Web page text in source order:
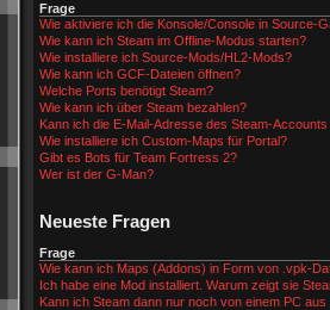
Frage
Wie aktiviere ich die Konsole/Console in Source-
Wie kann ich Steam im Offline-Modus starten?
Wie installiere ich Source-Mods/HL2-Mods?
Wie kann ich GCF-Dateien öffnen?
Welche Ports benötigt Steam?
Wie kann ich über Steam bezahlen?
Kann ich die E-Mail-Adresse des Steam-
Wie installiere ich Custom-Maps für Portal?
Gibt es Bots für Team Fortress 2?
Wer ist der G-Man?
Neueste Fragen
Frage
Wie kann ich Maps (Addons) in Form von .vpk-
Ich habe eine Mod installiert. Warum zeigt sie
Kann ich Steam dann nur noch von einem PC aus